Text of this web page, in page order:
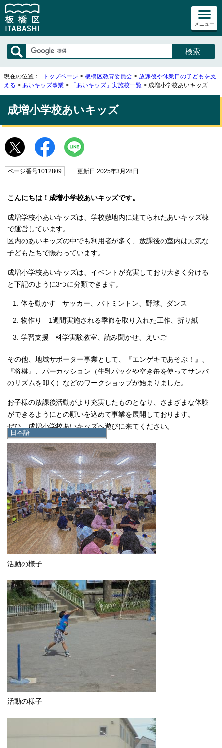
メニュー
日本語
日本語
English
한국어
简体中文
繁體中文
現在の位置： トップページ > 板橋区教育委員会 > 放課後や休業日の子どもを支
える > あいキッズ事業 > 「あいキッズ」実施校一覧 > 成増小学校あいキッズ
成増小学校あいキッズ
ページ番号1012809 更新日 2025年3月28日
こんにちは！成増小学校あいキッズです。
成増学校小あいキッズは、学校敷地内に建てられたあいキッズ棟
で運営しています。
区内のあいキッズの中でも利用者が多く、放課後の室内は元気な
子どもたちで賑わっています。
成増小学校あいキッズは、イベントが充実しており大きく分ける
と下記のように3つに分類できます。
体を動かす サッカー、バトミントン、野球、ダンス
物作り 1週間実施される季節を取り入れた工作、折り紙
学習支援 科学実験教室、読み聞かせ、えいご
その他、地域サポーター事業として、『エンゲキであそぶ！』、
『将棋』、パーカッション（牛乳パックや空き缶を使ってサンバ
のリズムを叩く）などのワークショップが始まりました。
お子様の放課後活動がより充実したものとなり、さまざまな体験
ができるようにとの願いを込めて事業を展開しております。
ぜひ、成増小学校あいキッズへ遊びに来てください。
活動の様子
活動の様子